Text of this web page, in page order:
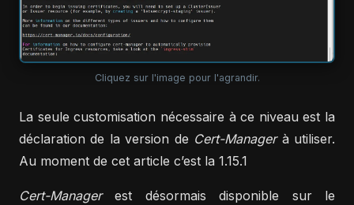
Cliquez sur l'image pour l'agrandir.
La seule customisation nécessaire à ce niveau est la
déclaration de la version de Cert-Managerà utiliser.
Au moment de cet article c’est la 1.15.1
Cert-Managerest désormais disponible sur le